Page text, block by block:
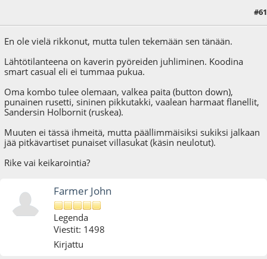
#61
En ole vielä rikkonut, mutta tulen tekemään sen tänään.
Lähtötilanteena on kaverin pyöreiden juhliminen. Koodina
smart casual eli ei tummaa pukua.
Oma kombo tulee olemaan, valkea paita (button down),
punainen rusetti, sininen pikkutakki, vaalean harmaat flanellit,
Sandersin Holbornit (ruskea).
Muuten ei tässä ihmeitä, mutta päällimmäisiksi sukiksi jalkaan
jää pitkävartiset punaiset villasukat (käsin neulotut).
Rike vai keikarointia?
Farmer John
Legenda
Viestit: 1498
Kirjattu